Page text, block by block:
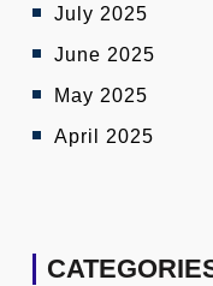
July 2025
June 2025
May 2025
April 2025